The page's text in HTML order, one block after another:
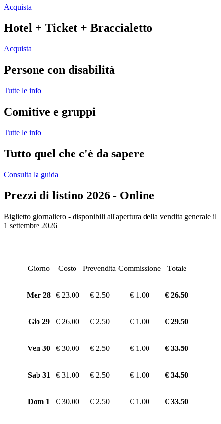
Acquista
Hotel + Ticket + Braccialetto
Acquista
Persone con disabilità
Tutte le info
Comitive e gruppi
Tutte le info
Tutto quel che c'è da sapere
Consulta la guida
Prezzi di listino 2026 - Online
Biglietto giornaliero - disponibili all'apertura della vendita generale il
1 settembre 2026
Giorno Costo Prevendita Commissione Totale
Mer 28 € 23.00 € 2.50 € 1.00 € 26.50
Gio 29 € 26.00 € 2.50 € 1.00 € 29.50
Ven 30 € 30.00 € 2.50 € 1.00 € 33.50
Sab 31 € 31.00 € 2.50 € 1.00 € 34.50
Dom 1 € 30.00 € 2.50 € 1.00 € 33.50